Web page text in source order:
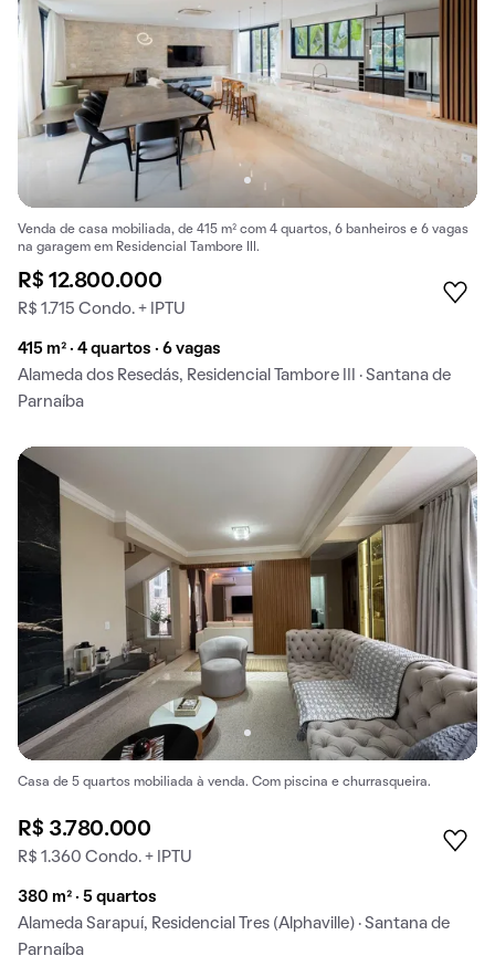
Venda de casa mobiliada, de 415 m² com 4 quartos, 6 banheiros e 6 vagas
na garagem em Residencial Tambore III.
R$ 12.800.000
R$ 1.715 Condo. + IPTU
415 m² · 4 quartos · 6 vagas
Alameda dos Resedás, Residencial Tambore III · Santana de
Parnaíba
Casa de 5 quartos mobiliada à venda. Com piscina e churrasqueira.
R$ 3.780.000
R$ 1.360 Condo. + IPTU
380 m² · 5 quartos
Alameda Sarapuí, Residencial Tres (Alphaville) · Santana de
Parnaíba